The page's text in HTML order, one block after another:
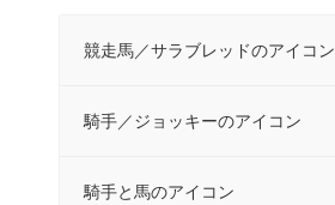
競走馬／サラブレッドのアイコン
騎手／ジョッキーのアイコン
騎手と馬のアイコン